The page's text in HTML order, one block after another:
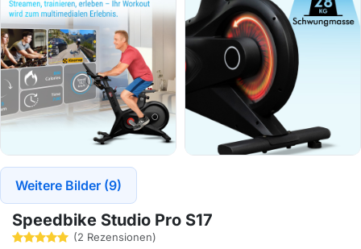
Weitere Bilder (9)
Speedbike Studio Pro S17
(2 Rezensionen)